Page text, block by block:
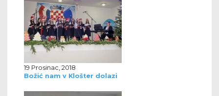
19 Prosinac, 2018
Božić nam v Klošter dolazi